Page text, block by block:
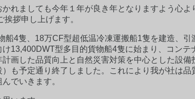
れましても今年１年が良き年となりますよう心よ
拶申し上げます。
4隻、18万CF型超低温冷凍運搬船1隻を建造、引
13,400DWT型多目的貨物船4隻に始まり、コンテ
画した品質向上と自然災害対策を中心とした設備
も予定通り終了しました。これにより我が社は品
でいきます。